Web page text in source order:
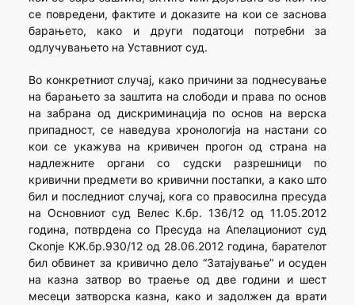
се повредени, фактите и доказите на кои се заснова
барањето, како и други податоци потребни за
одлучувањето на Уставниот суд.
Во конкретниот случај, како причини за поднесување
на барањето за заштита на слободи и права по основ
на забрана од дискриминација по основ на верска
припадност, се наведува хронологија на настани со
кои се укажува на кривичен прогон од страна на
надлежните органи со судски разрешници по
кривични предмети во кривични постапки, а како што
бил и последниот случај, кога со правосилна пресуда
на Основниот суд Велес К.бр. 136/12 од 11.05.2012
година, потврдена со Пресуда на Апелациониот суд
Скопје КЖ.бр.930/12 од 28.06.2012 година, барателот
бил обвинет за кривично дело “Затајување” и осуден
на казна затвор во траење од две години и шест
месеци затворска казна, како и задолжен да врати